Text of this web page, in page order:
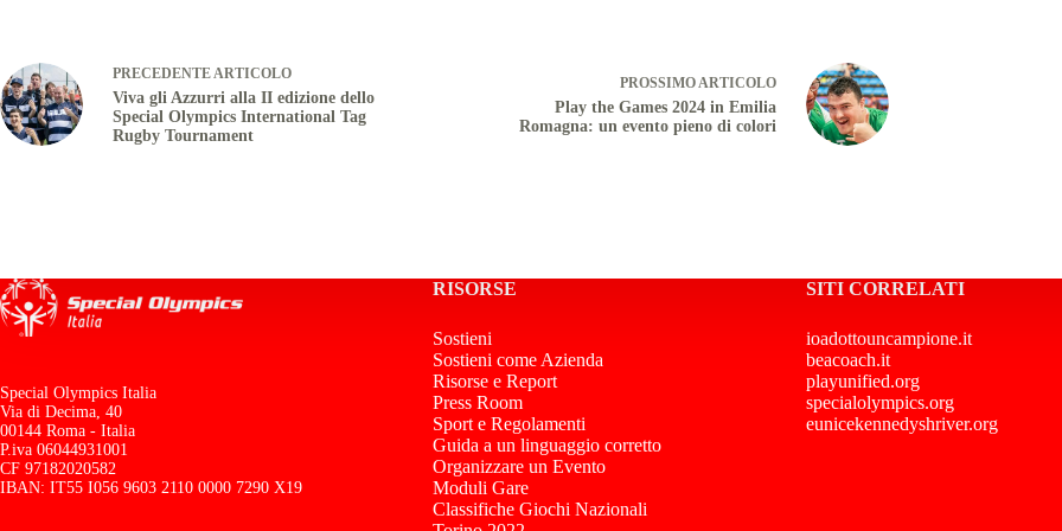
PRECEDENTEARTICOLO
Viva gli Azzurri alla II edizione dello
Special Olympics International Tag
Rugby Tournament
PROSSIMOARTICOLO
Play the Games 2024 in Emilia
Romagna: un evento pieno di colori
Special Olympics Italia
Via di Decima, 40
00144 Roma - Italia
P.iva 06044931001
CF 97182020582
IBAN: IT55 I056 9603 2110 0000 7290 X19
RISORSE
Sostieni
Sostieni come Azienda
Risorse e Report
Press Room
Sport e Regolamenti
Guida a un linguaggio corretto
Organizzare un Evento
Moduli Gare
Classifiche Giochi Nazionali
SITI CORRELATI
ioadottouncampione.it
beacoach.it
playunified.org
specialolympics.org
eunicekennedyshriver.org